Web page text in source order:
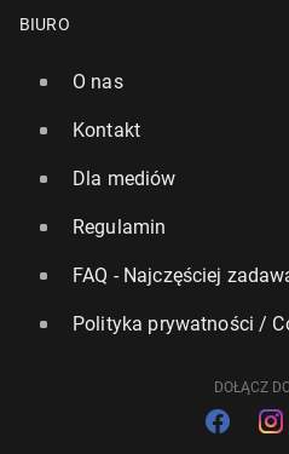
BIURO
O nas
Kontakt
Dla mediów
Regulamin
FAQ - Najczęściej
Polityka prywatności /
DOŁĄCZ